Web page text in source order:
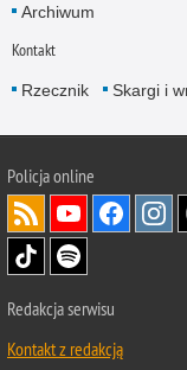
Archiwum
Kontakt
Rzecznik Skargi i
Policjaonline
Redakcja serwisu
Kontakt z redakcją